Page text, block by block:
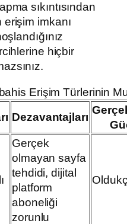
sıkıntısından
imkanı
hiçbir
Erişim Türlerinin
Dezavantajları
Gerçek
olmayan sayfa
tehdidi, dijital
platform
aboneliği
zorunlu